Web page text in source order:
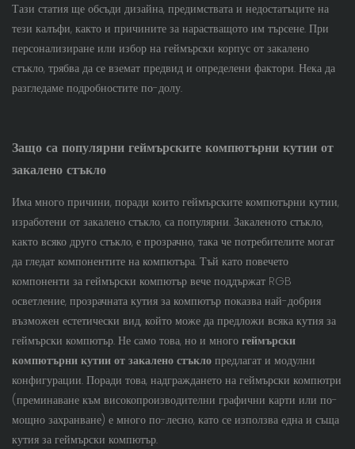
Тази статия ще обсъди дизайна, предимствата и недостатъците на
тези калъфи, както и причините за нарастващото им търсене. При
персонализиране или избор на геймърски корпус от закалено
стъкло, трябва да се вземат предвид и определени фактори. Нека да
разгледаме подробностите по-долу.
Защо са популярни геймърските компютърни кутии от
закалено стъкло
Има много причини, поради които геймърските компютърни кутии,
изработени от закалено стъкло, са популярни. Закаленото стъкло,
както всяко друго стъкло, е прозрачно, така че потребителите могат
да гледат компонентите на компютъра. Тъй като повечето
компоненти за геймърски компютър вече поддържат RGB
осветление, прозрачната кутия за компютър показва най-добрия
възможен естетически вид, който може да предложи всяка кутия за
геймърски компютър. Не само това, но и много геймърски
компютърни кутии от закалено стъкло предлагат и модулни
конфигурации. Поради това, надграждането на геймърски компютри
(преминаване към високопроизводителни графични карти или по-
мощно захранване) е много по-лесно, като се използва една и съща
кутия за геймърски компютър.